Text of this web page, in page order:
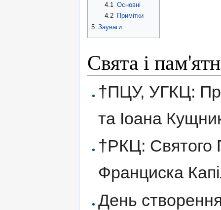
4.1
Основні
4.2
Примітки
5 Зауваги
Свята і
†ПЦУ, УГКЦ:
та Іоана
†РКЦ: Святого
Франциска
День створення